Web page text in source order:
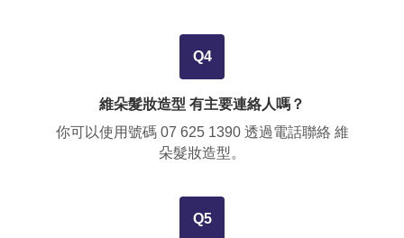
Q4
維朵髮妝造型 有主要連絡人嗎？
你可以使用號碼 07 625 1390透過電話聯絡 維
朵髮妝造型。
Q5